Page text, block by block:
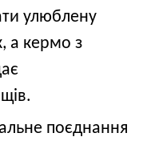
улюблену
а кермо з
поєднання